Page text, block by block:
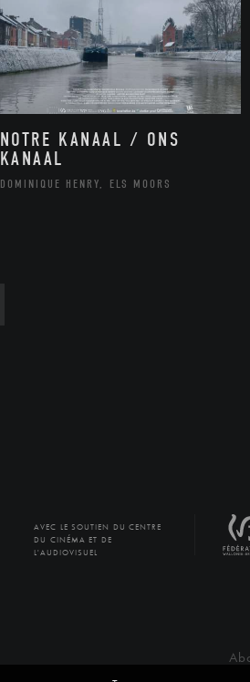
NOTRE KANAAL / ONS
KANAAL
DOMINIQUE HENRY, ELS MOORS
AVEC LE SOUTIEN DU CENTRE
DU CINÉMA ET DE
L'AUDIOVISUEL